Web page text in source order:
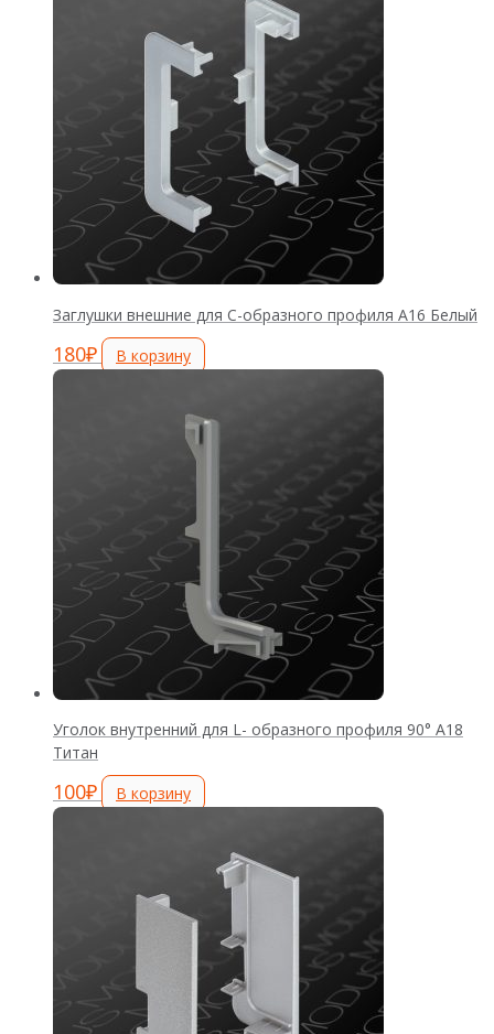
Заглушки внешние для С-образного профиля А16 Белый
180₽ В корзину
Уголок внутренний для L- образного профиля 90° А18
Титан
100₽ В корзину